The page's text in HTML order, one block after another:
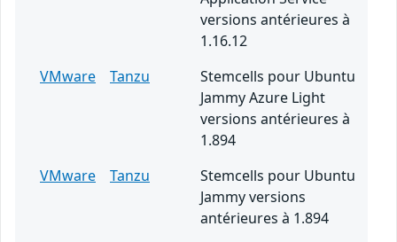
versions antérieures à
1.16.12
VMware
Tanzu
Stemcells pour Ubuntu
Jammy Azure Light
versions antérieures à
1.894
VMware
Tanzu
Stemcells pour Ubuntu
Jammy versions
antérieures à 1.894